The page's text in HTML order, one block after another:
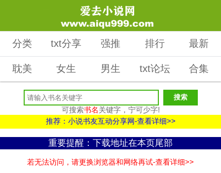
分类 txt分享 强推 排行 最新
耽美 女生 男生 txt论坛 合集
可搜索书名关键字，宁可少字!
推荐：小说书友互动分享网-查看详细>>
重要提醒：下载地址在本页尾部
若无法访问，请更换浏览器和网络再试-查看详细>>